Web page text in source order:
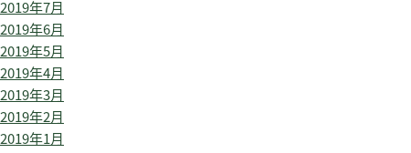
2019年7月
2019年6月
2019年5月
2019年4月
2019年3月
2019年2月
2019年1月